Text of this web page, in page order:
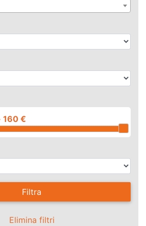
Filtra
Elimina filtri